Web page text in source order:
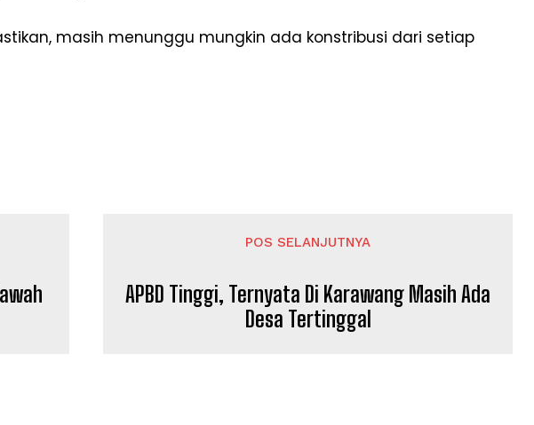
Siber
masih menunggu mungkin ada konstribusi dari setiap
POS SELANJUTNYA
APBD Tinggi, Ternyata Di Karawang Masih Ada
Desa Tertinggal